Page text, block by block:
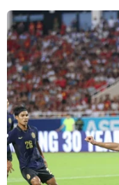
Lễ tôn vinh Doanh
mạnh & phát triển
Chiều 26/9, tại
Doanh nhân văn